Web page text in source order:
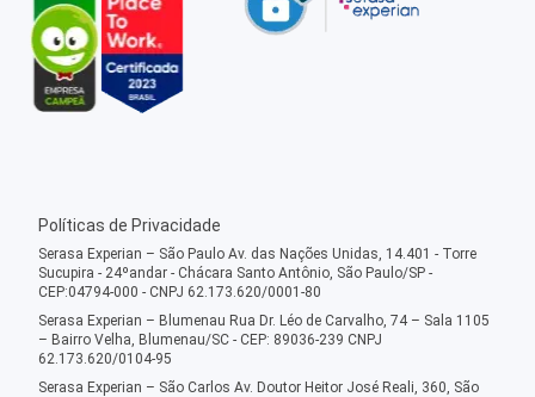
Políticas de Privacidade
Serasa Experian – São Paulo Av. das Nações Unidas, 14.401 - Torre
Sucupira - 24ºandar - Chácara Santo Antônio, São Paulo/SP -
CEP:04794-000 - CNPJ 62.173.620/0001-80
Serasa Experian – Blumenau Rua Dr. Léo de Carvalho, 74 – Sala 1105
– Bairro Velha, Blumenau/SC - CEP: 89036-239 CNPJ
62.173.620/0104-95
Serasa Experian – São Carlos Av. Doutor Heitor José Reali, 360, São